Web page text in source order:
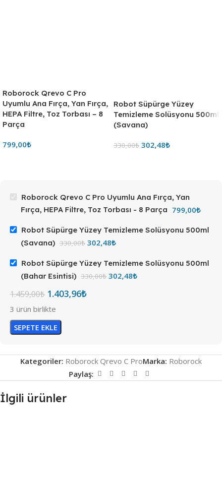
Roborock Qrevo C Pro
Uyumlu Ana Fırça, Yan Fırça,
HEPA Filtre, Toz Torbası – 8
Parça
799,00₺
Roborock Qrevo C Pro Uyumlu Ana Fırça, Yan
Fırça, HEPA Filtre, Toz Torbası - 8 Parça 799,00₺
Robot Süpürge Yüzey Temizleme Solüsyonu 500ml
(Savana) 330,00₺ 302,48₺
Robot Süpürge Yüzey Temizleme Solüsyonu 500ml
(Bahar Esintisi) 330,00₺ 302,48₺
1.459,00₺ 1.403,96₺
3 ürün birlikte
SEPETE EKLE
Kategoriler: Roborock Qrevo C ProMarka: Roborock
Paylaş:
İlgili ürünler